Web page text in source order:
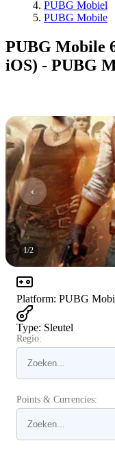
PUBG Mobiel
PUBG Mobile
PUBG Mobile
iOS) - PUBG
1/2
Platform: PUBG
Type: Sleutel
Regio:
Points & Currencies: